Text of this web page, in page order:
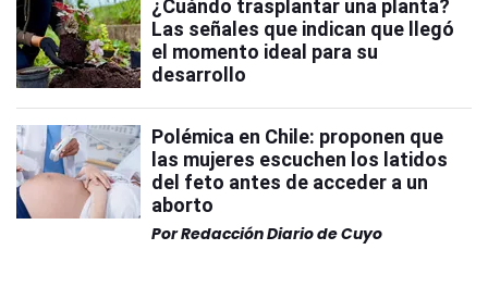
¿Cuándo trasplantar una planta?
Las señales que indican que llegó
el momento ideal para su
desarrollo
Polémica en Chile: proponen que
las mujeres escuchen los latidos
del feto antes de acceder a un
aborto
PorRedacción Diario de Cuyo